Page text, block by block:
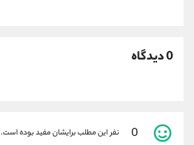
0 دیدگاه
0 نفر این مطلب برایشان مفید بوده است.